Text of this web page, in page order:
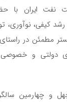
نفت ایران با
کیفی، نوآوری،
مطمئن در راستای
و خصوصی
و چهارمین